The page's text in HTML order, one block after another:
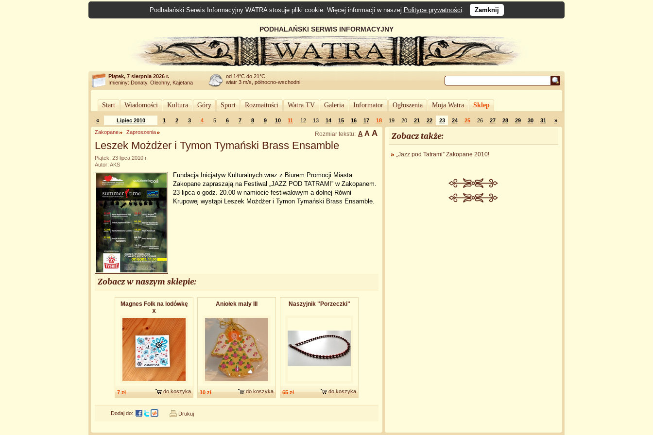
Podhalański Serwis Informacyjny WATRA stosuje pliki cookie. Więcej informacji w naszej Polityce prywatności. Zamknij
PODHALAŃSKI SERWIS INFORMACYJNY
Piątek, 7 sierpnia 2026 r.
Imieniny: Donaty, Olechny, Kajetana
od 14°C do 21°C
wiatr 3 m/s, północno-wschodni
Start Wiadomości Kultura Góry Sport Rozmaitości Watra TV Galeria Informator Ogłoszenia Moja Watra Sklep
« Lipiec 2010 1 2 3 4 5 6 7 8 9 10 11 12 13 14 15 16 17 18 19 20 21 22 23 24 25 26 27 28 29 30 31 »
Rozmiar tekstu: A A A
Zakopane Zaproszenia
Leszek Możdżer i Tymon Tymański Brass Ensamble
Piątek, 23 lipca 2010 r.
Autor: AKS
Fundacja Inicjatyw Kulturalnych wraz z Biurem Promocji Miasta
Zakopane zapraszają na Festiwal „JAZZ POD TATRAMI” w Zakopanem.
23 lipca o godz. 20.00 w namiocie festiwalowym a dolnej Równi
Krupowej wystąpi Leszek Możdżer i Tymon Tymański Brass Ensamble.
Zobacz w naszym sklepie:
Magnes Folk na lodówkę
X
7 zł do koszyka
Aniołek mały III
10 zł do koszyka
Naszyjnik "Porzeczki"
65 zł do koszyka
Dodaj do: Drukuj
Zobacz także:
„Jazz pod Tatrami” Zakopane 2010!